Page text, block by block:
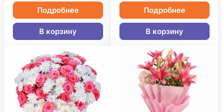
Подробнее
В корзину
Подробнее
В корзину